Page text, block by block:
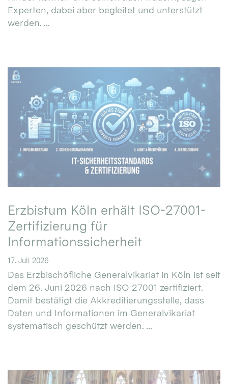
Experten, dabei aber begleitet und unterstützt
werden. ...
Erzbistum Köln erhält ISO-27001-
Zertifizierung für
Informationssicherheit
17. Juli 2026
Das Erzbischöfliche Generalvikariat in Köln ist seit
dem 26. Juni 2026 nach ISO 27001 zertifiziert.
Damit bestätigt die Akkreditierungsstelle, dass
Daten und Informationen im Generalvikariat
systematisch geschützt werden. ...